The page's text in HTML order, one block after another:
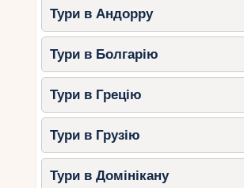
Тури в Андорру
Тури в Болгарію
Тури в Грецію
Тури в Грузію
Тури в Домінікану